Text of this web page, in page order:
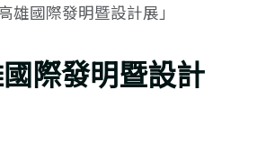
國際發明暨設計展」
際發明暨設計